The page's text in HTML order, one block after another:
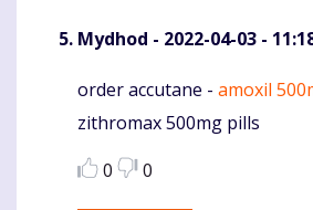
Mydhod - 2022-04-03 -
Komentaras
order accutane - amoxil
zithromax 500mg pills
0
0